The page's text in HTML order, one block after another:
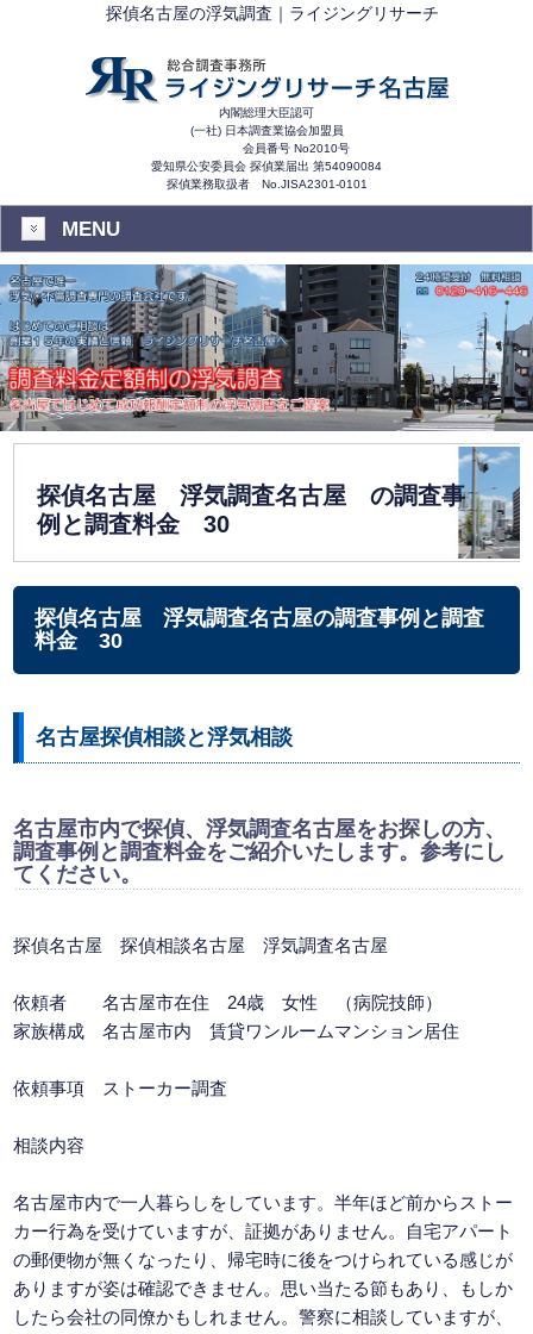
探偵名古屋の浮気調査｜ライジングリサーチ
内閣総理大臣認可
(一社) 日本調査業協会加盟員
会員番号 No2010号
愛知県公安委員会 探偵業届出 第54090084
探偵業務取扱者 No.JISA2301-0101
MENU
探偵名古屋 浮気調査名古屋 の調査事
例と調査料金 30
探偵名古屋 浮気調査名古屋の調査事例と調査
料金 30
名古屋探偵相談と浮気相談
名古屋市内で探偵、浮気調査名古屋をお探しの方、
調査事例と調査料金をご紹介いたします。参考にし
てください。
探偵名古屋 探偵相談名古屋 浮気調査名古屋
依頼者 名古屋市在住 24歳 女性 （病院技師）
家族構成 名古屋市内 賃貸ワンルームマンション居住
依頼事項 ストーカー調査
相談内容
名古屋市内で一人暮らしをしています。半年ほど前からストー
カー行為を受けていますが、証拠がありません。自宅アパート
の郵便物が無くなったり、帰宅時に後をつけられている感じが
ありますが姿は確認できません。思い当たる節もあり、もしか
したら会社の同僚かもしれません。警察に相談していますが、